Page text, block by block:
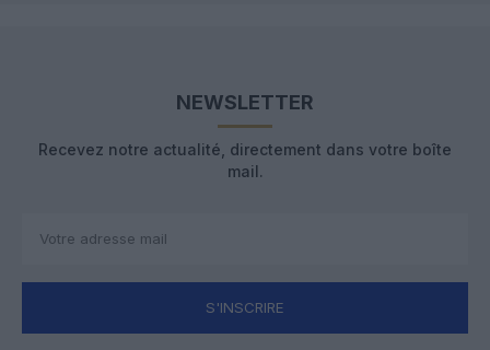
NEWSLETTER
Recevez notre actualité, directement dans votre boîte
mail.
S'INSCRIRE